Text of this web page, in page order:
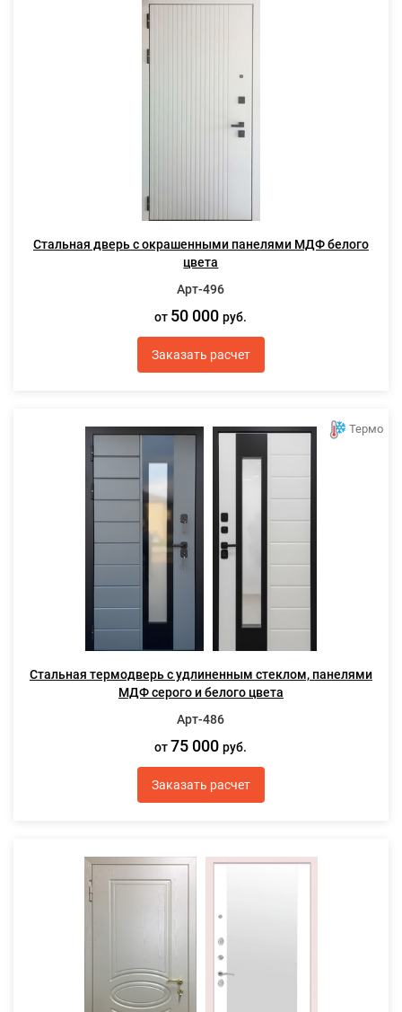
Стальная дверь с окрашенными панелями МДФ белого
цвета
Арт-496
от 50 000руб.
Заказать расчет
Термо
Стальная термодверь с удлиненным стеклом, панелями
МДФ серого и белого цвета
Арт-486
от 75 000руб.
Заказать расчет